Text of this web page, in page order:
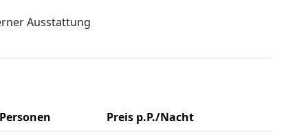
Ausstattung
Personen
Preis p.P./Nacht